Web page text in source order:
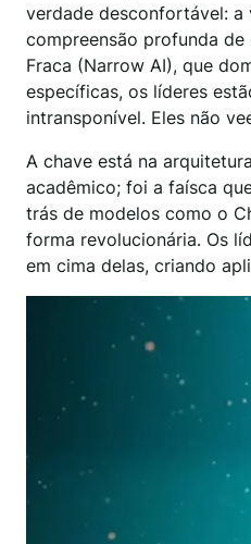
verdade desconfortável: a
compreensão profunda
Fraca (Narrow AI), que
específicas, os líderes
intransponível. Eles não
A chave está na
acadêmico; foi a faísca
trás de modelos como o
forma revolucionária. Os
em cima delas, criando